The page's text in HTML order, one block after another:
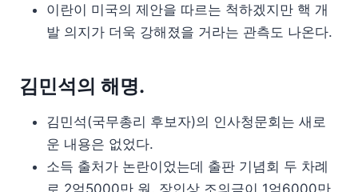
이란이 미국의 제안을 따르는 척하겠지만 핵 개
발 의지가 더욱 강해졌을 거라는 관측도 나온다.
김민석의 해명.
김민석(국무총리 후보자)의 인사청문회는 새로
운 내용은 없었다.
소득 출처가 논란이었는데 출판 기념회 두 차례
로 2억5000만 원, 장인상 조의금이 1억6000만